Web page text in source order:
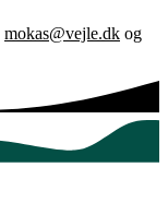
mokas@vejle.dk og